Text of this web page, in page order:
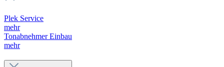
Plek Service
mehr
Tonabnehmer Einbau
mehr